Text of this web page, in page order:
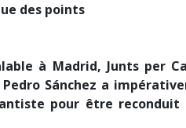
des points
à Madrid, Junts per
Sánchez a
pour être reconduit